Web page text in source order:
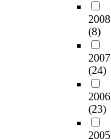
2008
(8)
2007
(24)
2006
(23)
2005